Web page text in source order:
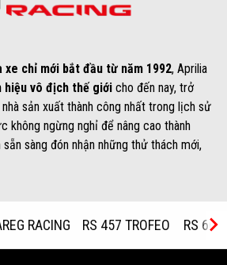
xe chỉ mới bắt đầu từ năm 1992, Aprilia
hiệu vô địch thế giớicho đến nay, trở
sản xuất thành công nhất trong lịch sử
không ngừng nghỉ để nâng cao thành
sàng đón nhận những thử thách mới,
RACING RS 457 TROFEO RS 660